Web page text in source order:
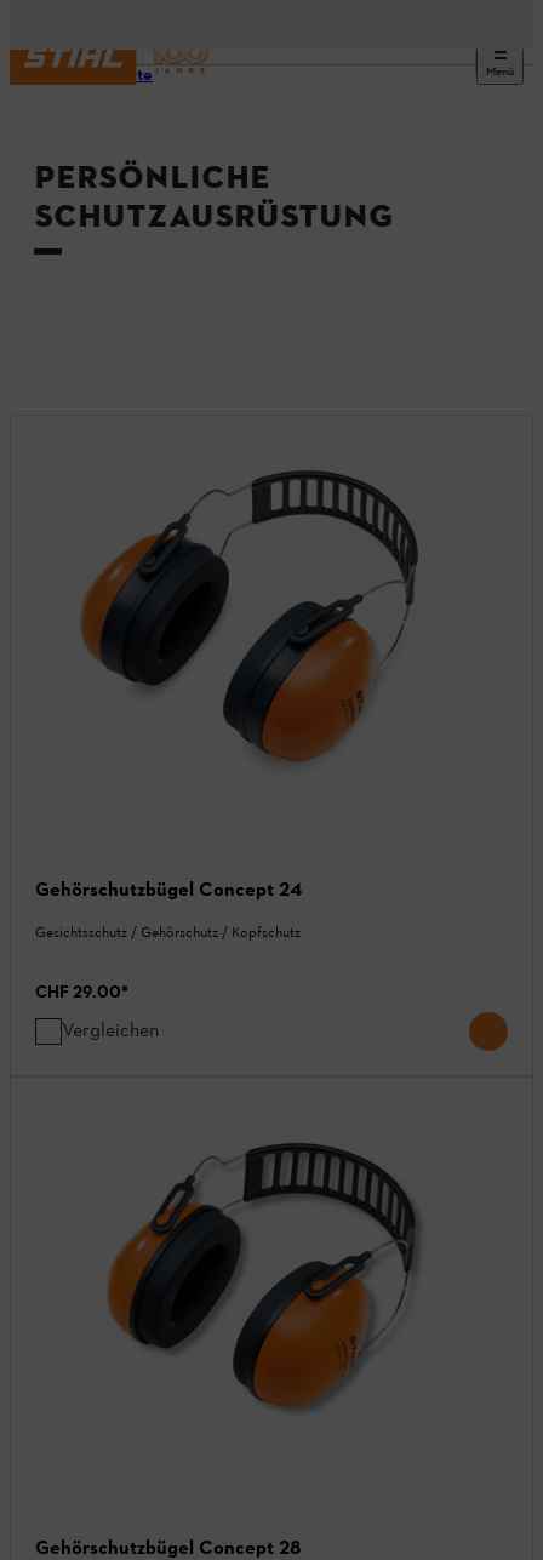
Menü
Startseite
PERSÖNLICHE
SCHUTZAUSRÜSTUNG
Gehörschutzbügel Concept 24
Gesichtsschutz / Gehörschutz / Kopfschutz
CHF 29.00*
Vergleichen
Gehörschutzbügel Concept 28